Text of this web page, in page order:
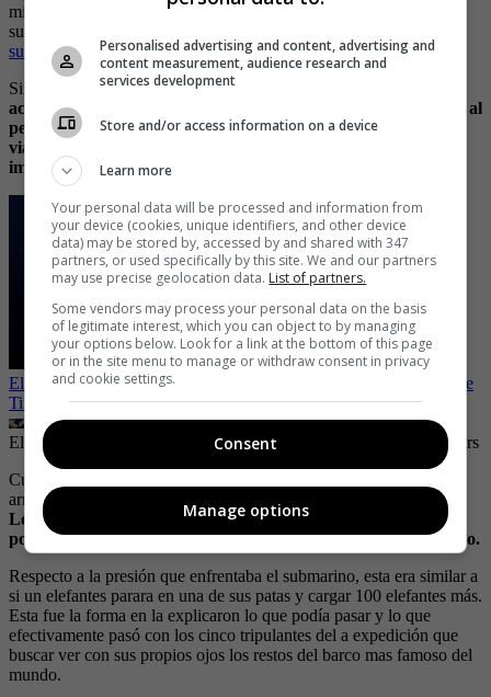
minutos de haberse sumergido en el viaje a ver el barco en el
sumergible.
suceder en el viaje de ensueño de muchos.
Sin embargo, esto se les advirtió antes de tomar la decisión.
acuerdo con Bill Price, un hombre que ya se había arriesgado al
peligroso viaje, le dijo aNew York Timesque antes de hacer el
viaje la empresa les explicó las posibilidades que existían de la
implosión del sumergible.
El escalofriante contrato que firmaron los tripulantes del sumergible
Titán
El submarino se perdió cerca de los restos del Titanic
Reuters
Cuando se los explicaron, seguramente más de uno se habría
arrepentido de subirse al Titan, pues les dieron un grafico ejemplo.
Los encargados de las advertencia les mostraron que lo que
podía pasar era similar a si una lata era aplastada por un mazo.
Respecto a la presión que enfrentaba el submarino, esta era similar a
si un elefantes parara en una de sus patas y cargar 100 elefantes más.
Esta fue la forma en la explicaron lo que podía pasar y lo que
efectivamente pasó con los cinco tripulantes del a expedición que
buscar ver con sus propios ojos los restos del barco mas famoso del
mundo.
Personalised advertising and content, advertising and
content measurement, audience research and
services development
Store and/or access information on a device
Learn more
Your personal data will be processed and information from
your device (cookies, unique identifiers, and other device
data) may be stored by, accessed by and shared with 347
partners, or used specifically by this site. We and our partners
may use precise geolocation data. List of partners.
Some vendors may process your personal data on the basis
of legitimate interest, which you can object to by managing
your options below. Look for a link at the bottom of this page
or in the site menu to manage or withdraw consent in privacy
and cookie settings.
Consent
Manage options